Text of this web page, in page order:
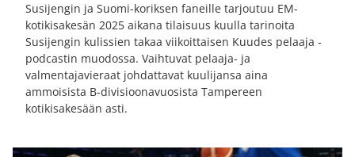
Susijengin ja Suomi-koriksen faneille tarjoutuu EM-
kotikisakesän 2025 aikana tilaisuus kuulla tarinoita
Susijengin kulissien takaa viikoittaisen Kuudes pelaaja -
podcastin muodossa. Vaihtuvat pelaaja- ja
valmentajavieraat johdattavat kuulijansa aina
ammoisista B-divisioonavuosista Tampereen
kotikisakesään asti.